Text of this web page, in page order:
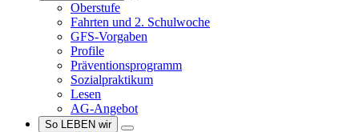
Oberstufe
Fahrten und 2. Schulwoche
GFS-Vorgaben
Profile
Präventionsprogramm
Sozialpraktikum
Lesen
AG-Angebot
So LEBEN wir